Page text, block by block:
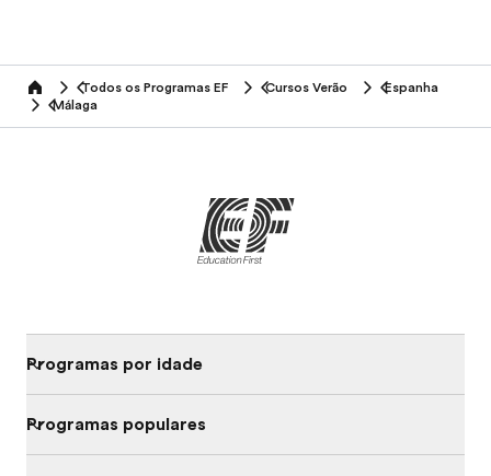
home Todos os Programas EF Cursos Verão
Espanha
Málaga
Programas por idade
Programas populares